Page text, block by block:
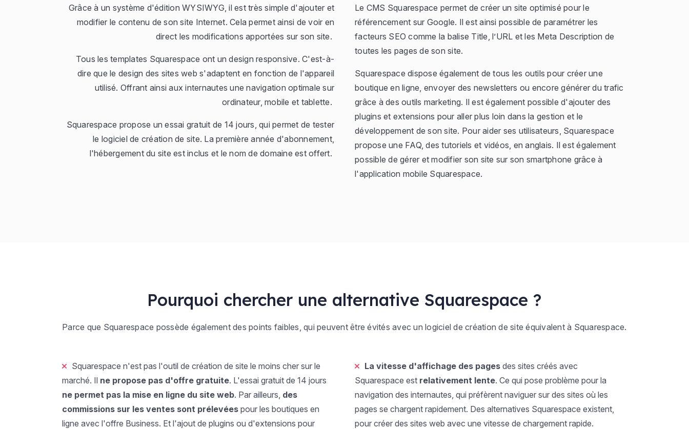
Grâce à un système d'édition WYSIWYG, il est très simple d'ajouter et
modifier le contenu de son site Internet. Cela permet ainsi de voir en
direct les modifications apportées sur son site.
Tous les templates Squarespace ont un design responsive. C'est-à-
dire que le design des sites web s'adaptent en fonction de l'appareil
utilisé. Offrant ainsi aux internautes une navigation optimale sur
ordinateur, mobile et tablette.
Squarespace propose un essai gratuit de 14 jours, qui permet de tester
le logiciel de création de site. La première année d'abonnement,
l'hébergement du site est inclus et le nom de domaine est offert.
Le CMS Squarespace permet de créer un site optimisé pour le
référencement sur Google. Il est ainsi possible de paramétrer les
facteurs SEO comme la balise Title, l’URL et les Meta Description de
toutes les pages de son site.
Squarespace dispose également de tous les outils pour créer une
boutique en ligne, envoyer des newsletters ou encore générer du trafic
grâce à des outils marketing. Il est également possible d'ajouter des
plugins et extensions pour aller plus loin dans la gestion et le
développement de son site. Pour aider ses utilisateurs, Squarespace
propose une FAQ, des tutoriels et vidéos, en anglais. Il est également
possible de gérer et modifier son site sur son smartphone grâce à
l'application mobile Squarespace.
Pourquoi chercher une alternative Squarespace ?
Parce que Squarespace possède également des points faibles, qui peuvent être évités avec un logiciel de création de site équivalent à Squarespace.
Squarespace n'est pas l'outil de création de site le moins cher sur le
marché. Il ne propose pas d'offre gratuite. L'essai gratuit de 14 jours
ne permet pas la mise en ligne du site web. Par ailleurs, des
commissions sur les ventes sont prélevéespour les boutiques en
ligne avec l'offre Business. Et l'ajout de plugins ou d'extensions pour
La vitesse d'affichage des pages des sites créés avec
Squarespace est relativement lente. Ce qui pose problème pour la
navigation des internautes, qui préfèrent naviguer sur des sites où les
pages se chargent rapidement. Des alternatives Squarespace existent,
pour créer des sites web avec une vitesse de chargement rapide.